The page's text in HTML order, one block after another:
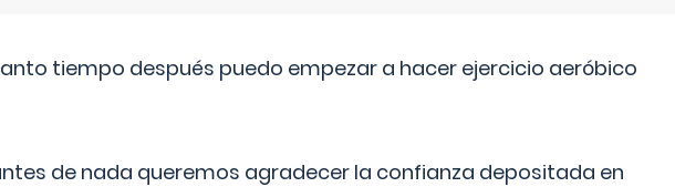
tiempo después puedo empezar a hacer ejercicio aeróbico
de nada queremos agradecer la confianza depositada en